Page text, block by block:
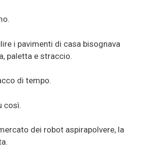
i pavimenti di casa bisognava
paletta e straccio.
di tempo.
così.
dei robot aspirapolvere, la